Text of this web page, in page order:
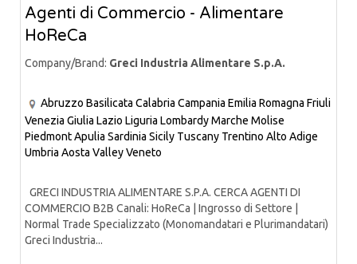
Agenti di Commercio - Alimentare
HoReCa
Company/Brand: Greci Industria Alimentare S.p.A.
Abruzzo Basilicata Calabria Campania Emilia Romagna Friuli
Venezia Giulia Lazio Liguria LombardyMarche Molise
PiedmontApulia Sardinia Sicily Tuscany Trentino Alto Adige
Umbria Aosta ValleyVeneto
GRECI INDUSTRIA ALIMENTARE S.P.A. CERCA AGENTI DI
COMMERCIO B2B Canali: HoReCa | Ingrosso di Settore |
Normal Trade Specializzato (Monomandatari e Plurimandatari)
Greci Industria...